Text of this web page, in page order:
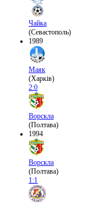
Чайка
(Севастополь)
1989
Маяк
(Харків)
2:0
Ворскла
(Полтава)
1994
Ворскла
(Полтава)
1:1